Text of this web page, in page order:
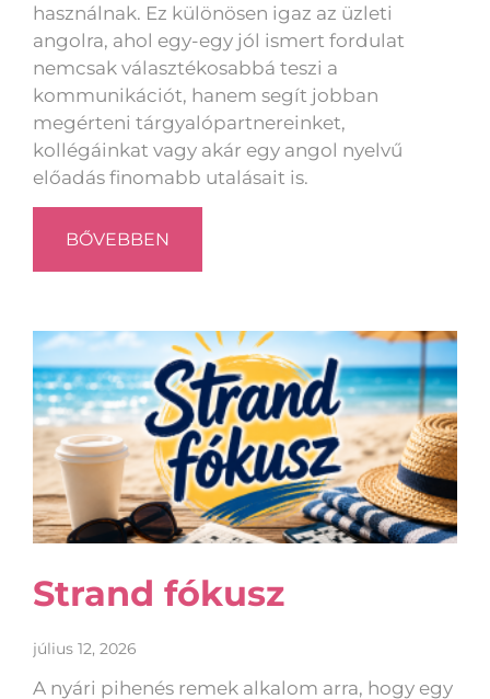
használnak. Ez különösen igaz az üzleti
angolra, ahol egy-egy jól ismert fordulat
nemcsak választékosabbá teszi a
kommunikációt, hanem segít jobban
megérteni tárgyalópartnereinket,
kollégáinkat vagy akár egy angol nyelvű
előadás finomabb utalásait is.
BŐVEBBEN
Strand fókusz
július 12, 2026
A nyári pihenés remek alkalom arra, hogy egy